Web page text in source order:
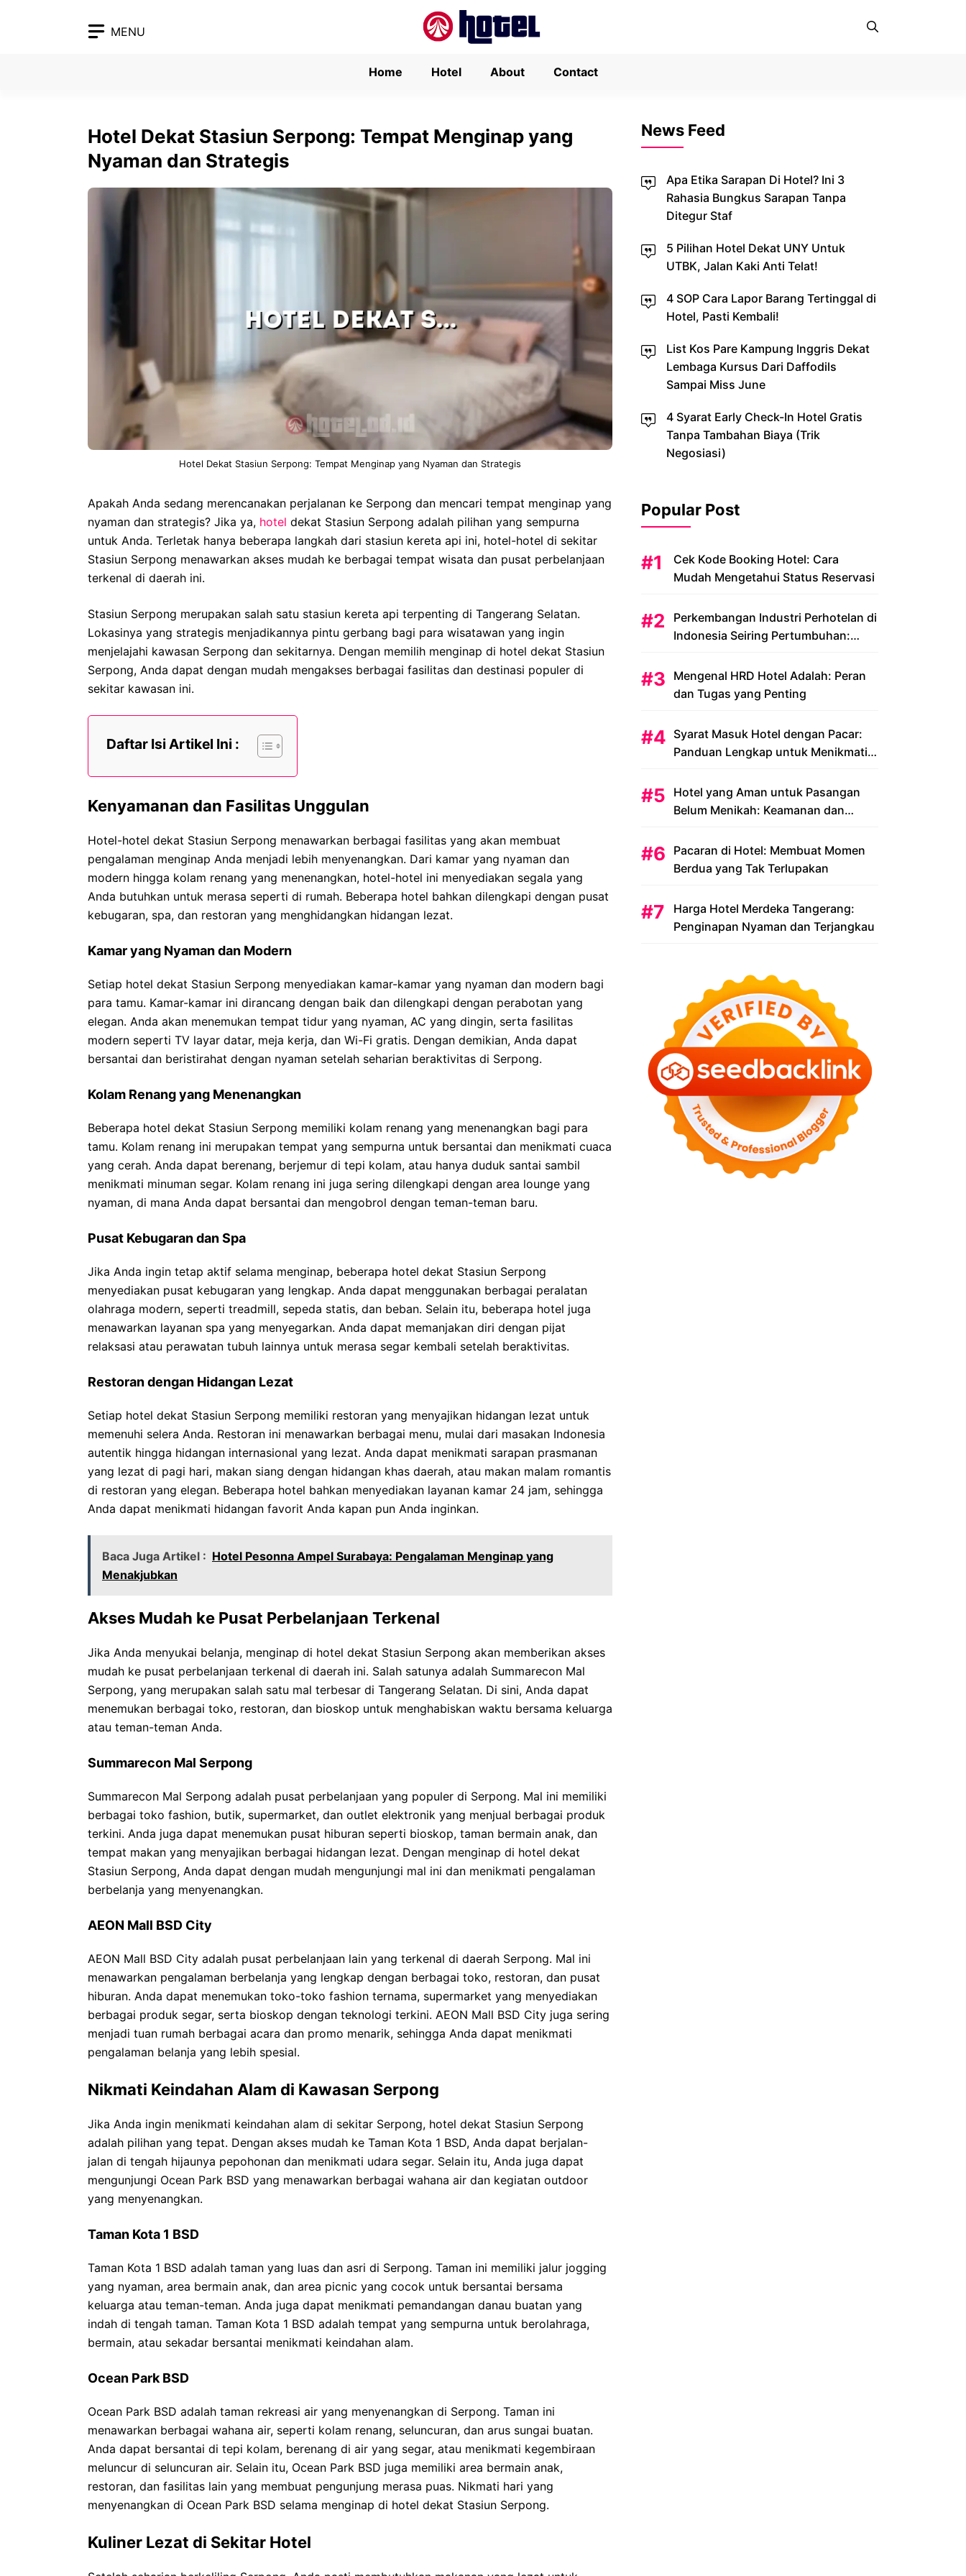
MENU
Home Hotel About Contact
Hotel Dekat Stasiun Serpong: Tempat Menginap yang
Nyaman dan Strategis
Hotel Dekat Stasiun Serpong: Tempat Menginap yang Nyaman dan Strategis
Apakah Anda sedang merencanakan perjalanan ke Serpong dan mencari tempat menginap yang
nyaman dan strategis? Jika ya, hotel dekat Stasiun Serpong adalah pilihan yang sempurna
untuk Anda. Terletak hanya beberapa langkah dari stasiun kereta api ini, hotel-hotel di sekitar
Stasiun Serpong menawarkan akses mudah ke berbagai tempat wisata dan pusat perbelanjaan
terkenal di daerah ini.
Stasiun Serpong merupakan salah satu stasiun kereta api terpenting di Tangerang Selatan.
Lokasinya yang strategis menjadikannya pintu gerbang bagi para wisatawan yang ingin
menjelajahi kawasan Serpong dan sekitarnya. Dengan memilih menginap di hotel dekat Stasiun
Serpong, Anda dapat dengan mudah mengakses berbagai fasilitas dan destinasi populer di
sekitar kawasan ini.
Daftar Isi Artikel Ini :
Kenyamanan dan Fasilitas Unggulan
Hotel-hotel dekat Stasiun Serpong menawarkan berbagai fasilitas yang akan membuat
pengalaman menginap Anda menjadi lebih menyenangkan. Dari kamar yang nyaman dan
modern hingga kolam renang yang menenangkan, hotel-hotel ini menyediakan segala yang
Anda butuhkan untuk merasa seperti di rumah. Beberapa hotel bahkan dilengkapi dengan pusat
kebugaran, spa, dan restoran yang menghidangkan hidangan lezat.
Kamar yang Nyaman dan Modern
Setiap hotel dekat Stasiun Serpong menyediakan kamar-kamar yang nyaman dan modern bagi
para tamu. Kamar-kamar ini dirancang dengan baik dan dilengkapi dengan perabotan yang
elegan. Anda akan menemukan tempat tidur yang nyaman, AC yang dingin, serta fasilitas
modern seperti TV layar datar, meja kerja, dan Wi-Fi gratis. Dengan demikian, Anda dapat
bersantai dan beristirahat dengan nyaman setelah seharian beraktivitas di Serpong.
Kolam Renang yang Menenangkan
Beberapa hotel dekat Stasiun Serpong memiliki kolam renang yang menenangkan bagi para
tamu. Kolam renang ini merupakan tempat yang sempurna untuk bersantai dan menikmati cuaca
yang cerah. Anda dapat berenang, berjemur di tepi kolam, atau hanya duduk santai sambil
menikmati minuman segar. Kolam renang ini juga sering dilengkapi dengan area lounge yang
nyaman, di mana Anda dapat bersantai dan mengobrol dengan teman-teman baru.
Pusat Kebugaran dan Spa
Jika Anda ingin tetap aktif selama menginap, beberapa hotel dekat Stasiun Serpong
menyediakan pusat kebugaran yang lengkap. Anda dapat menggunakan berbagai peralatan
olahraga modern, seperti treadmill, sepeda statis, dan beban. Selain itu, beberapa hotel juga
menawarkan layanan spa yang menyegarkan. Anda dapat memanjakan diri dengan pijat
relaksasi atau perawatan tubuh lainnya untuk merasa segar kembali setelah beraktivitas.
Restoran dengan Hidangan Lezat
Setiap hotel dekat Stasiun Serpong memiliki restoran yang menyajikan hidangan lezat untuk
memenuhi selera Anda. Restoran ini menawarkan berbagai menu, mulai dari masakan Indonesia
autentik hingga hidangan internasional yang lezat. Anda dapat menikmati sarapan prasmanan
yang lezat di pagi hari, makan siang dengan hidangan khas daerah, atau makan malam romantis
di restoran yang elegan. Beberapa hotel bahkan menyediakan layanan kamar 24 jam, sehingga
Anda dapat menikmati hidangan favorit Anda kapan pun Anda inginkan.
Baca Juga Artikel : Hotel Pesonna Ampel Surabaya: Pengalaman Menginap yang
Menakjubkan
Akses Mudah ke Pusat Perbelanjaan Terkenal
Jika Anda menyukai belanja, menginap di hotel dekat Stasiun Serpong akan memberikan akses
mudah ke pusat perbelanjaan terkenal di daerah ini. Salah satunya adalah Summarecon Mal
Serpong, yang merupakan salah satu mal terbesar di Tangerang Selatan. Di sini, Anda dapat
menemukan berbagai toko, restoran, dan bioskop untuk menghabiskan waktu bersama keluarga
atau teman-teman Anda.
Summarecon Mal Serpong
Summarecon Mal Serpong adalah pusat perbelanjaan yang populer di Serpong. Mal ini memiliki
berbagai toko fashion, butik, supermarket, dan outlet elektronik yang menjual berbagai produk
terkini. Anda juga dapat menemukan pusat hiburan seperti bioskop, taman bermain anak, dan
tempat makan yang menyajikan berbagai hidangan lezat. Dengan menginap di hotel dekat
Stasiun Serpong, Anda dapat dengan mudah mengunjungi mal ini dan menikmati pengalaman
berbelanja yang menyenangkan.
AEON Mall BSD City
AEON Mall BSD City adalah pusat perbelanjaan lain yang terkenal di daerah Serpong. Mal ini
menawarkan pengalaman berbelanja yang lengkap dengan berbagai toko, restoran, dan pusat
hiburan. Anda dapat menemukan toko-toko fashion ternama, supermarket yang menyediakan
berbagai produk segar, serta bioskop dengan teknologi terkini. AEON Mall BSD City juga sering
menjadi tuan rumah berbagai acara dan promo menarik, sehingga Anda dapat menikmati
pengalaman belanja yang lebih spesial.
Nikmati Keindahan Alam di Kawasan Serpong
Jika Anda ingin menikmati keindahan alam di sekitar Serpong, hotel dekat Stasiun Serpong
adalah pilihan yang tepat. Dengan akses mudah ke Taman Kota 1 BSD, Anda dapat berjalan-
jalan di tengah hijaunya pepohonan dan menikmati udara segar. Selain itu, Anda juga dapat
mengunjungi Ocean Park BSD yang menawarkan berbagai wahana air dan kegiatan outdoor
yang menyenangkan.
Taman Kota 1 BSD
Taman Kota 1 BSD adalah taman yang luas dan asri di Serpong. Taman ini memiliki jalur jogging
yang nyaman, area bermain anak, dan area picnic yang cocok untuk bersantai bersama
keluarga atau teman-teman. Anda juga dapat menikmati pemandangan danau buatan yang
indah di tengah taman. Taman Kota 1 BSD adalah tempat yang sempurna untuk berolahraga,
bermain, atau sekadar bersantai menikmati keindahan alam.
Ocean Park BSD
Ocean Park BSD adalah taman rekreasi air yang menyenangkan di Serpong. Taman ini
menawarkan berbagai wahana air, seperti kolam renang, seluncuran, dan arus sungai buatan.
Anda dapat bersantai di tepi kolam, berenang di air yang segar, atau menikmati kegembiraan
meluncur di seluncuran air. Selain itu, Ocean Park BSD juga memiliki area bermain anak,
restoran, dan fasilitas lain yang membuat pengunjung merasa puas. Nikmati hari yang
menyenangkan di Ocean Park BSD selama menginap di hotel dekat Stasiun Serpong.
Kuliner Lezat di Sekitar Hotel
News Feed
Apa Etika Sarapan Di Hotel? Ini 3
Rahasia Bungkus Sarapan Tanpa
Ditegur Staf
5 Pilihan Hotel Dekat UNY Untuk
UTBK, Jalan Kaki Anti Telat!
4 SOP Cara Lapor Barang Tertinggal di
Hotel, Pasti Kembali!
List Kos Pare Kampung Inggris Dekat
Lembaga Kursus Dari Daffodils
Sampai Miss June
4 Syarat Early Check-In Hotel Gratis
Tanpa Tambahan Biaya (Trik
Negosiasi)
Popular Post
Cek Kode Booking Hotel: Cara
Mudah Mengetahui Status Reservasi
Perkembangan Industri Perhotelan di
Indonesia Seiring Pertumbuhan:
Mengenal HRD Hotel Adalah: Peran
dan Tugas yang Penting
Syarat Masuk Hotel dengan Pacar:
Panduan Lengkap untuk Menikmati
Hotel yang Aman untuk Pasangan
Belum Menikah: Keamanan dan
Pacaran di Hotel: Membuat Momen
Berdua yang Tak Terlupakan
Harga Hotel Merdeka Tangerang:
Penginapan Nyaman dan Terjangkau